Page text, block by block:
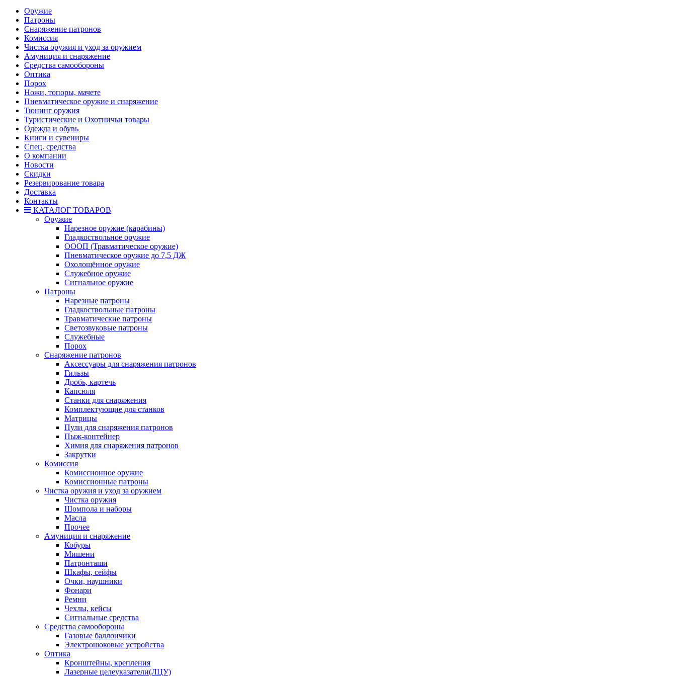
Оружие
Патроны
Снаряжение патронов
Комиссия
Чистка оружия и уход за оружием
Амуниция и снаряжение
Средства самообороны
Оптика
Порох
Ножи, топоры, мачете
Пневматическое оружие и снаряжение
Тюнинг оружия
Туристические и Охотничьи товары
Одежда и обувь
Книги и сувениры
Спец. средства
О компании
Новости
Скидки
Резервирование товара
Доставка
Контакты
КАТАЛОГ ТОВАРОВ
Оружие
Нарезное оружие (карабины)
Гладкоствольное оружие
ОООП (Травматическое оружие)
Пневматическое оружие до 7,5 ДЖ
Охолощённое оружие
Служебное оружие
Сигнальное оружие
Патроны
Нарезные патроны
Гладкоствольные патроны
Травматические патроны
Светозвуковые патроны
Служебные
Порох
Снаряжение патронов
Аксессуары для снаряжения патронов
Гильзы
Дробь, картечь
Капсюля
Станки для снаряжения
Комплектующие для станков
Матрицы
Пули для снаряжения патронов
Пыж-контейнер
Химия для снаряжения патронов
Закрутки
Комиссия
Комиссионное оружие
Комиссионные патроны
Чистка оружия и уход за оружием
Чистка оружия
Шомпола и наборы
Масла
Прочее
Амуниция и снаряжение
Кобуры
Мишени
Патронташи
Шкафы, сейфы
Очки, наушники
Фонари
Ремни
Чехлы, кейсы
Сигнальные средства
Средства самообороны
Газовые баллончики
Электрошоковые устройства
Оптика
Кронштейны, крепления
Лазерные целеуказатели(ЛЦУ)